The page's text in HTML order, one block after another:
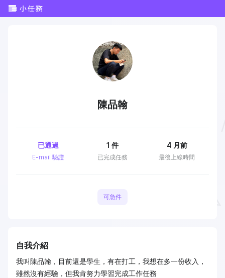
陳品翰
E-mail 驗證
已通過
已完成任務
1 件
最後上線時間
4 月前
可急件
自我介紹
我叫陳品翰，目前還是學生，有在打工，我想在多一份收入，
雖然沒有經驗，但我肯努力學習完成工作任務